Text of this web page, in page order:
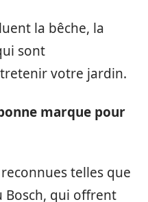
la bêche, la
sont
votre jardin.
marque pour
telles que
Bosch, qui offrent